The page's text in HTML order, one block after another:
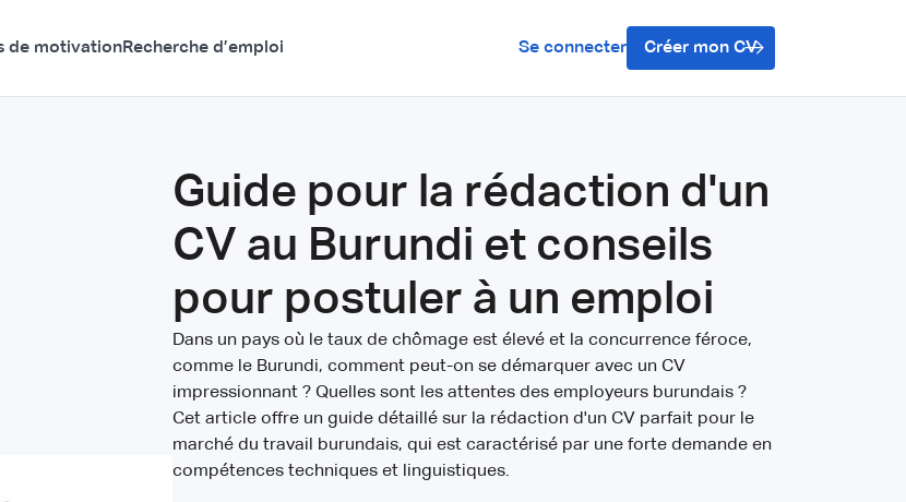
de motivationRecherche d’emploi Se connecter Créer mon CV
Guide pour la rédaction d'un
CV au Burundi et conseils
pour postuler à un emploi
Dans un pays où le taux de chômage est élevé et la concurrence féroce,
comme le Burundi, comment peut-on se démarquer avec un CV
impressionnant ? Quelles sont les attentes des employeurs burundais ?
Cet article offre un guide détaillé sur la rédaction d'un CV parfait pour le
marché du travail burundais, qui est caractérisé par une forte demande en
compétences techniques et linguistiques.